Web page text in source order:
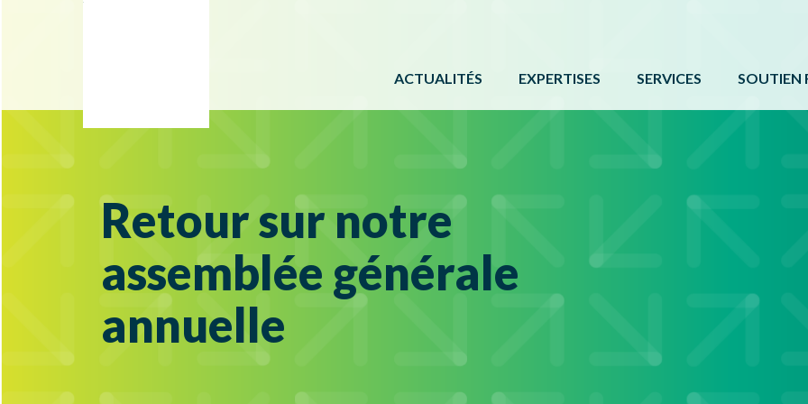
ACTUALITÉS EXPERTISES
LOISIR MUNICIPAL
SERVICES
SERVICE DE
CARTE DE SERVICES
SOUTIEN
AUTRES
Retour sur notre
assemblée générale
annuelle